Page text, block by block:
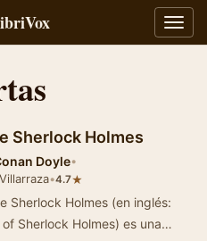
Sherlock Holmes
Doyle•
•4.7★
Sherlock Holmes (en inglés:
Sherlock Holmes) es una